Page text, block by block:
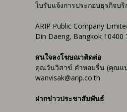
ใบรับแจ้งการประกอบธุรกิจบ
ARIP Public Company
Din Daeng, Bangkok 10400
สนใจลงโฆษณาติดต่อ
คุณวันวิสาข์ คำหอมรื่น (คุณแน
wanvisak@arip.co.th
ฝากข่าวประชาสัมพันธ์